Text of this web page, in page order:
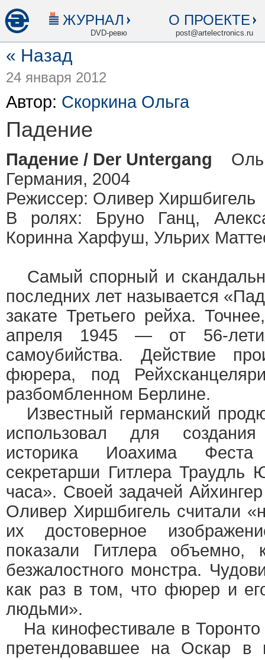
ЖУРНАЛ
DVD-ревю
О ПРОЕКТЕ
post@artelectronics.ru
« Назад
24 января 2012
Автор: Скоркина Ольга
Падение
Падение / Der Untergang
Германия, 2004
Режиссер: Оливер Хиршбигель
В ролях: Бруно Ганц,
Коринна Харфуш, Ульрих
Самый спорный и
последних лет называется
закате Третьего рейха.
апреля 1945 — от 56-
самоубийства. Действие
фюрера, под
разбомбленном Берлине.
Известный германский
использовал для
историка Иоахима
секретарши Гитлера Траудль
часа». Своей задачей
Оливер Хиршбигель считали
их достоверное
показали Гитлера объемно,
безжалостного монстра.
как раз в том, что фюрер и
людьми».
На кинофестивале в Торонто
претендовавшее на Оскар в